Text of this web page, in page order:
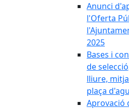
Anunci
l'Oferta
2025
Bases i
de
lliure,
plaça
Aprovació